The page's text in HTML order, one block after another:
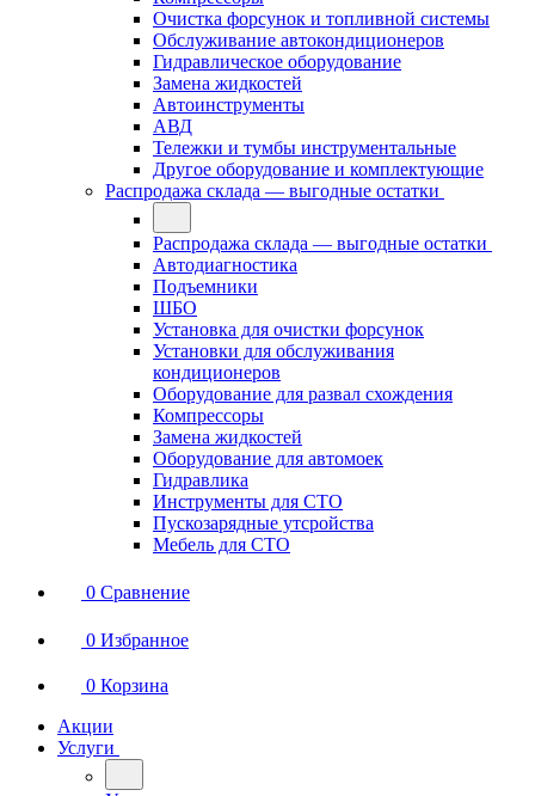
Очистка форсунок и топливной системы
Обслуживание автокондиционеров
Гидравлическое оборудование
Замена жидкостей
Автоинструменты
АВД
Тележки и тумбы инструментальные
Другое оборудование и комплектующие
Распродажа склада — выгодные остатки
Распродажа склада — выгодные остатки
Автодиагностика
Подъемники
ШБО
Установка для очистки форсунок
Установки для обслуживания
кондиционеров
Оборудование для развал схождения
Компрессоры
Замена жидкостей
Оборудование для автомоек
Гидравлика
Инструменты для СТО
Пускозарядные утсройства
Мебель для СТО
0 Сравнение
0 Избранное
0 Корзина
Акции
Услуги